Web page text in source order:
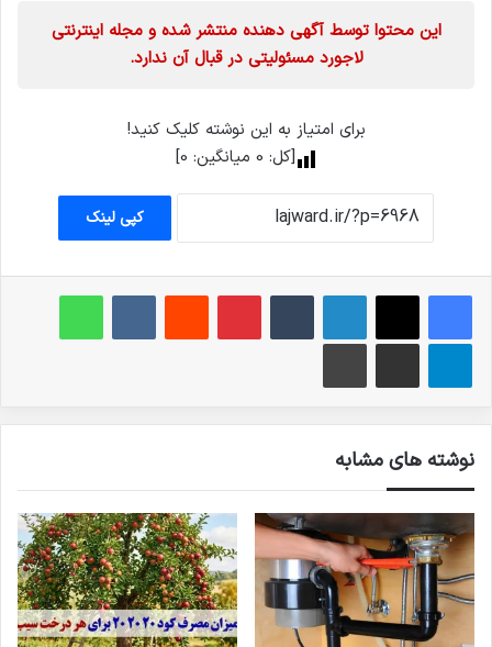
این محتوا توسط آگهی دهنده منتشر شده و مجله اینترنتی
لاجورد مسئولیتی در قبال آن ندارد.
برای امتیاز به این نوشته کلیک کنید!
[کل: 0 میانگین: 0
]
کپی لینک
فیس بوک X لینکدین ‫تامبلر ‫پین‌ترست‫رددیت ‫VKontakteواتس آپ
تلگرام اشتراک گذاری از طریق ایمیل چاپ
نوشته های مشابه